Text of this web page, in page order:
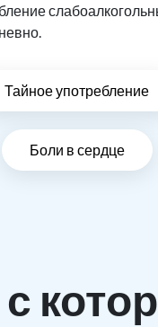
Тайное употребление
Боли в сердце
с